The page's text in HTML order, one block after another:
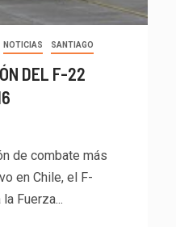
NOTICIAS SANTIAGO
DEL F-22
de combate más
en Chile, el F-
Fuerza...